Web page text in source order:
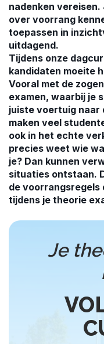
nadenken
over voorrang
toepassen in
uitdagend.
Tijdens onze
kandidaten moeite
Vooral met de
examen, waarbij je
juiste voertuig naar
maken veel
ook in het echte
precies weet wie
je? Dan kunnen
situaties ontstaan.
de
tijdens je theorie
Je